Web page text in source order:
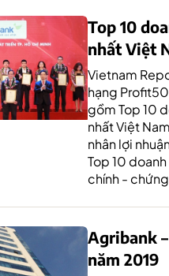
Top 10
nhất Việt
Vietnam
hạng
gồm Top 10
nhất Việt
nhân lợi
Top 10
chính -
Agribank
năm 2019